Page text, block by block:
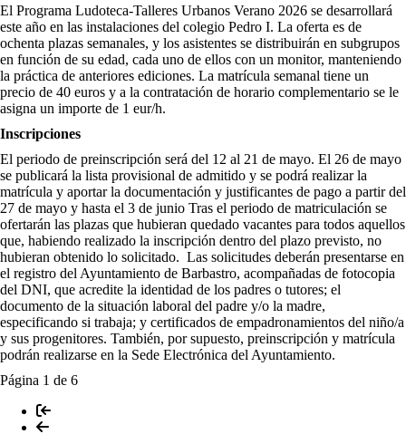
El Programa Ludoteca-Talleres Urbanos Verano 2026 se desarrollará
este año en las instalaciones del colegio Pedro I. La oferta es de
ochenta plazas semanales, y los asistentes se distribuirán en subgrupos
en función de su edad, cada uno de ellos con un monitor, manteniendo
la práctica de anteriores ediciones. La matrícula semanal tiene un
precio de 40 euros y a la contratación de horario complementario se le
asigna un importe de 1 eur/h.
Inscripciones
El periodo de preinscripción será del 12 al 21 de mayo. El 26 de mayo
se publicará la lista provisional de admitido y se podrá realizar la
matrícula y aportar la documentación y justificantes de pago a partir del
27 de mayo y hasta el 3 de junio Tras el periodo de matriculación se
ofertarán las plazas que hubieran quedado vacantes para todos aquellos
que, habiendo realizado la inscripción dentro del plazo previsto, no
hubieran obtenido lo solicitado. Las solicitudes deberán presentarse en
el registro del Ayuntamiento de Barbastro, acompañadas de fotocopia
del DNI, que acredite la identidad de los padres o tutores; el
documento de la situación laboral del padre y/o la madre,
especificando si trabaja; y certificados de empadronamientos del niño/a
y sus progenitores. También, por supuesto, preinscripción y matrícula
podrán realizarse en la Sede Electrónica del Ayuntamiento.
Página 1 de 6